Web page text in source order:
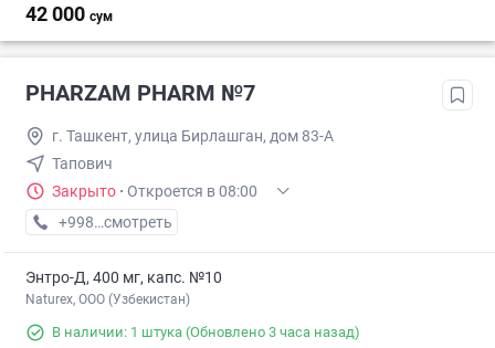
42 000 сум
PHARZAM PHARM №7
г. Ташкент, улица Бирлашган, дом 83-А
Тапович
Закрыто · Откроется в 08:00
+998 (78) XXX-XX-XX
смотреть
Энтро-Д, 400 мг, капс. №10
Naturex, OOO (Узбекистан)
В наличии: 1 штука (Обновлено 3 часа назад)